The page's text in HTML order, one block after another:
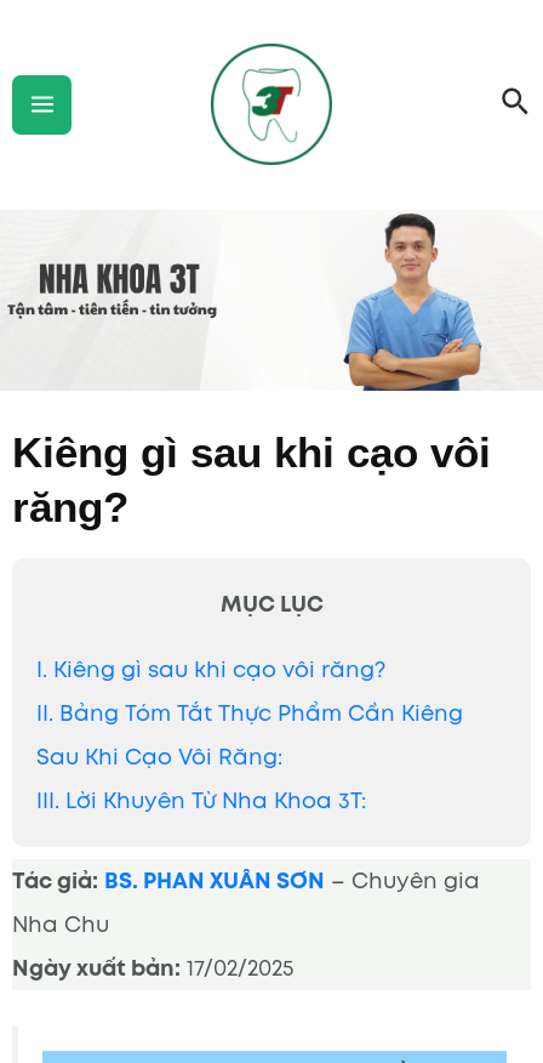
content
Menu
Kiêng gì sau khi cạo vôi
răng?
MỤC LỤC
I. Kiêng gì sau khi cạo vôi răng?
II. Bảng Tóm Tắt Thực Phẩm Cần Kiêng
Sau Khi Cạo Vôi Răng:
III. Lời Khuyên Từ Nha Khoa 3T:
Tác giả: BS. PHAN XUÂN SƠN – Chuyên gia
Nha Chu
Ngày xuất bản: 17/02/2025